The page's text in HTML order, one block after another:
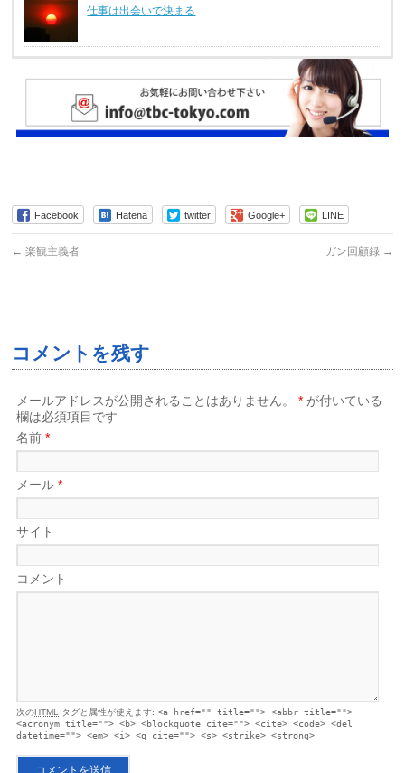
仕事は出会いで決まる
Facebook Hatena twitter Google+ LINE
← 楽観主義者 ガン回顧録 →
コメントを残す
メールアドレスが公開されることはありません。 * が付いている
欄は必須項目です
名前*
メール*
サイト
コメント
次のHTML タグと属性が使えます:<a href="" title=""> <abbr title="">
<acronym title=""> <b> <blockquote cite=""> <cite> <code> <del
datetime=""> <em> <i> <q cite=""> <s> <strike> <strong>